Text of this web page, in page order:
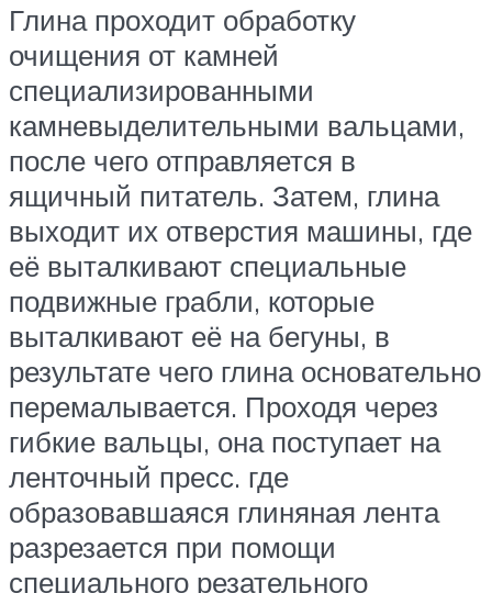
Глина проходит обработку
очищения от камней
специализированными
камневыделительными вальцами,
после чего отправляется в
ящичный питатель. Затем, глина
выходит их отверстия машины, где
её выталкивают специальные
подвижные грабли, которые
выталкивают её на бегуны, в
результате чего глина основательно
перемалывается. Проходя через
гибкие вальцы, она поступает на
ленточный пресс. где
образовавшаяся глиняная лента
разрезается при помощи
специального резательного